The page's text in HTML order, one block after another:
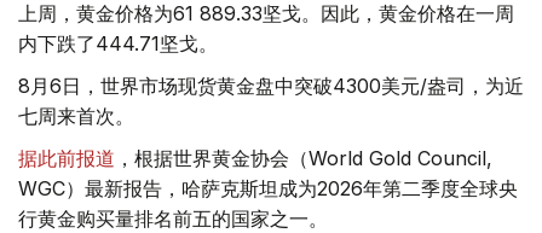
上周，黄金价格为61 889.33坚戈。因此，黄金价格在一周
内下跌了444.71坚戈。
8月6日，世界市场现货黄金盘中突破4300美元/盎司，为近
七周来首次。
据此前报道 ，根据世界黄金协会（World Gold Council,
WGC）最新报告，哈萨克斯坦成为2026年第二季度全球央
行黄金购买量排名前五的国家之一。